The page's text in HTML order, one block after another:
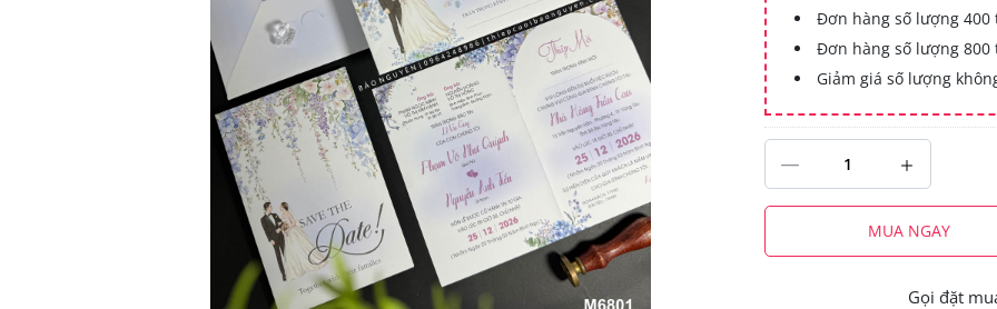
Đơn hàng số lượng 400
Đơn hàng số lượng 800
Giảm giá số lượng
MUA NGAY
Gọi đặt